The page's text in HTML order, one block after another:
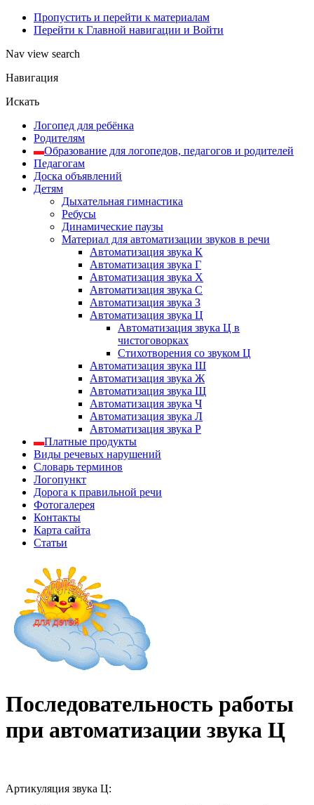
Пропустить и перейти к материалам
Перейти к Главной навигации и Войти
Nav view search
Навигация
Искать
Логопед для ребёнка
Родителям
Образование для логопедов, педагогов и родителей
Педагогам
Доска объявлений
Детям
Дыхательная гимнастика
Ребусы
Динамические паузы
Материал для автоматизации звуков в речи
Автоматизация звука К
Автоматизация звука Г
Автоматизация звука Х
Автоматизация звука С
Автоматизация звука З
Автоматизация звука Ц
Автоматизация звука Ц в
чистоговорках
Стихотворения со звуком Ц
Автоматизация звука Ш
Автоматизация звука Ж
Автоматизация звука Щ
Автоматизация звука Ч
Автоматизация звука Л
Автоматизация звука Р
Платные продукты
Виды речевых нарушений
Словарь терминов
Логопункт
Дорога к правильной речи
Фотогалерея
Контакты
Карта сайта
Статьи
Последовательность работы
при автоматизации звука Ц
Артикуляция звука Ц: